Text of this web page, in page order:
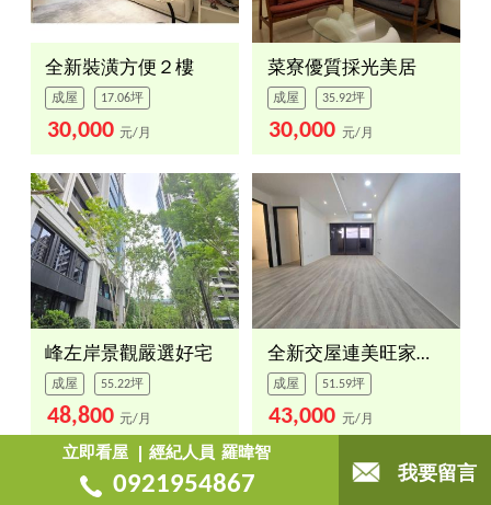
立即看屋 經紀人員 羅暐智
0921954867 我要留言
全新裝潢方便２樓
成屋 17.06坪
30,000 元/月
菜寮優質採光美居
成屋 35.92坪
30,000 元/月
峰左岸景觀嚴選好宅
成屋 55.22坪
48,800 元/月
全新交屋連美旺家三房車位
成屋 51.59坪
43,000 元/月